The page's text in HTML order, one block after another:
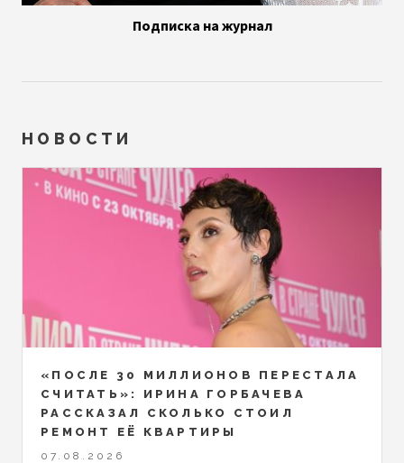
Подписка на журнал
НОВОСТИ
«ПОСЛЕ 30 МИЛЛИОНОВ ПЕРЕСТАЛА
СЧИТАТЬ»: ИРИНА ГОРБАЧЕВА
РАССКАЗАЛ СКОЛЬКО СТОИЛ
РЕМОНТ ЕЁ КВАРТИРЫ
07.08.2026